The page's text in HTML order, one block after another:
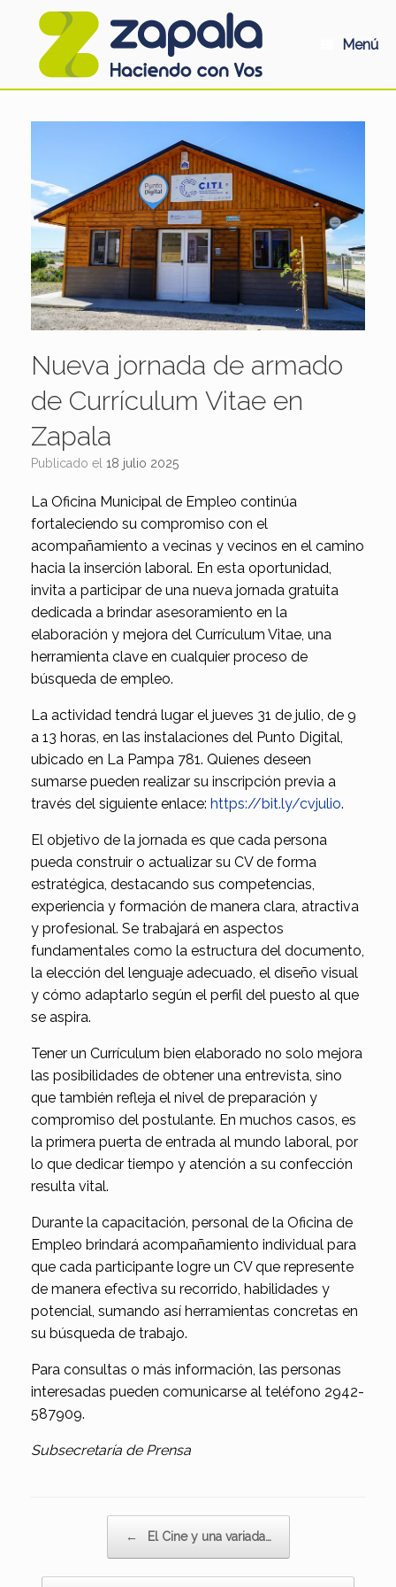
Menú
Nueva jornada de armado
de Currículum Vitae en
Zapala
Publicado el 18 julio 2025
La Oficina Municipal de Empleo continúa
fortaleciendo su compromiso con el
acompañamiento a vecinas y vecinos en el camino
hacia la inserción laboral. En esta oportunidad,
invita a participar de una nueva jornada gratuita
dedicada a brindar asesoramiento en la
elaboración y mejora del Currículum Vitae, una
herramienta clave en cualquier proceso de
búsqueda de empleo.
La actividad tendrá lugar el jueves 31 de julio, de 9
a 13 horas, en las instalaciones del Punto Digital,
ubicado en La Pampa 781. Quienes deseen
sumarse pueden realizar su inscripción previa a
través del siguiente enlace: https://bit.ly/cvjulio.
El objetivo de la jornada es que cada persona
pueda construir o actualizar su CV de forma
estratégica, destacando sus competencias,
experiencia y formación de manera clara, atractiva
y profesional. Se trabajará en aspectos
fundamentales como la estructura del documento,
la elección del lenguaje adecuado, el diseño visual
y cómo adaptarlo según el perfil del puesto al que
se aspira.
Tener un Currículum bien elaborado no solo mejora
las posibilidades de obtener una entrevista, sino
que también refleja el nivel de preparación y
compromiso del postulante. En muchos casos, es
la primera puerta de entrada al mundo laboral, por
lo que dedicar tiempo y atención a su confección
resulta vital.
Durante la capacitación, personal de la Oficina de
Empleo brindará acompañamiento individual para
que cada participante logre un CV que represente
de manera efectiva su recorrido, habilidades y
potencial, sumando así herramientas concretas en
su búsqueda de trabajo.
Para consultas o más información, las personas
interesadas pueden comunicarse al teléfono 2942-
587909.
Subsecretaría de Prensa
← El Cine y una variada…